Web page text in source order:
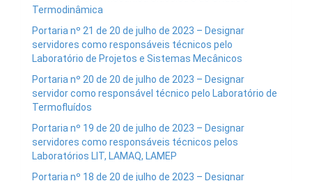
Termodinâmica
Portaria nº 21 de 20 de julho de 2023 – Designar
servidores como responsáveis técnicos pelo
Laboratório de Projetos e Sistemas Mecânicos
Portaria nº 20 de 20 de julho de 2023 – Designar
servidor como responsável técnico pelo Laboratório de
Termofluídos
Portaria nº 19 de 20 de julho de 2023 – Designar
servidores como responsáveis técnicos pelos
Laboratórios LIT, LAMAQ, LAMEP
Portaria nº 18 de 20 de julho de 2023 – Designar